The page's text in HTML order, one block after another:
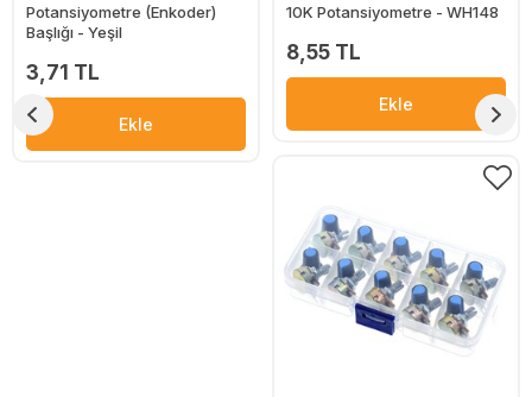
Potansiyometre (Enkoder)
Başlığı - Yeşil
3,71 TL
Ekle
10K Potansiyometre - WH148
8,55 TL
Ekle